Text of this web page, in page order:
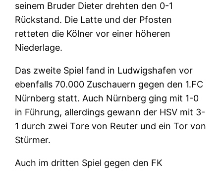
seinem Bruder Dieter drehten den 0-1
Rückstand. Die Latte und der Pfosten
retteten die Kölner vor einer höheren
Niederlage.
Das zweite Spiel fand in Ludwigshafen vor
ebenfalls 70.000 Zuschauern gegen den 1.FC
Nürnberg statt. Auch Nürnberg ging mit 1-0
in Führung, allerdings gewann der HSV mit 3-
1 durch zwei Tore von Reuter und ein Tor von
Stürmer.
Auch im dritten Spiel gegen den FK